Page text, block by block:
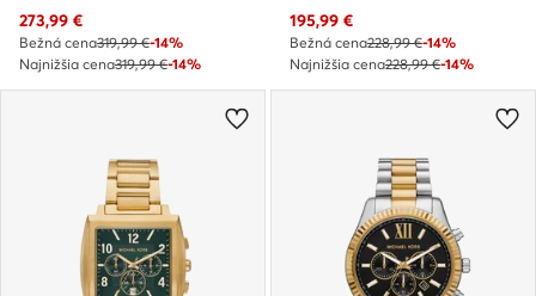
Aktuálna cena
273,99 €
Bežná cena319,99 €-14%
Najnižšia cena319,99 €-14%
Aktuálna cena
195,99 €
Bežná cena228,99 €-14%
Najnižšia cena228,99 €-14%